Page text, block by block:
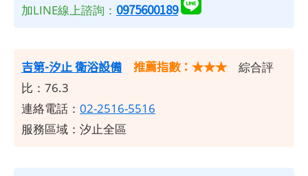
加LINE線上諮詢： 0975600189
吉第-汐止 衛浴設備 推薦指數：★★★ 綜合評
比：76.3
連絡電話： 02-2516-5516
服務區域：汐止全區